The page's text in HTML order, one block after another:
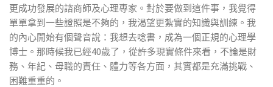
更成功發展的諮商師及心理專家。對於要做到這件事，我覺得
單單拿到一些證照是不夠的，我渴望更紮實的知識與訓練。我
的內心開始有個聲音說：我想去唸書，成為一個正規的心理學
博士。那時候我已經40歲了，從許多現實條件來看，不論是財
務、年紀、母職的責任、體力等各方面，其實都是充滿挑戰、
困難重重的。